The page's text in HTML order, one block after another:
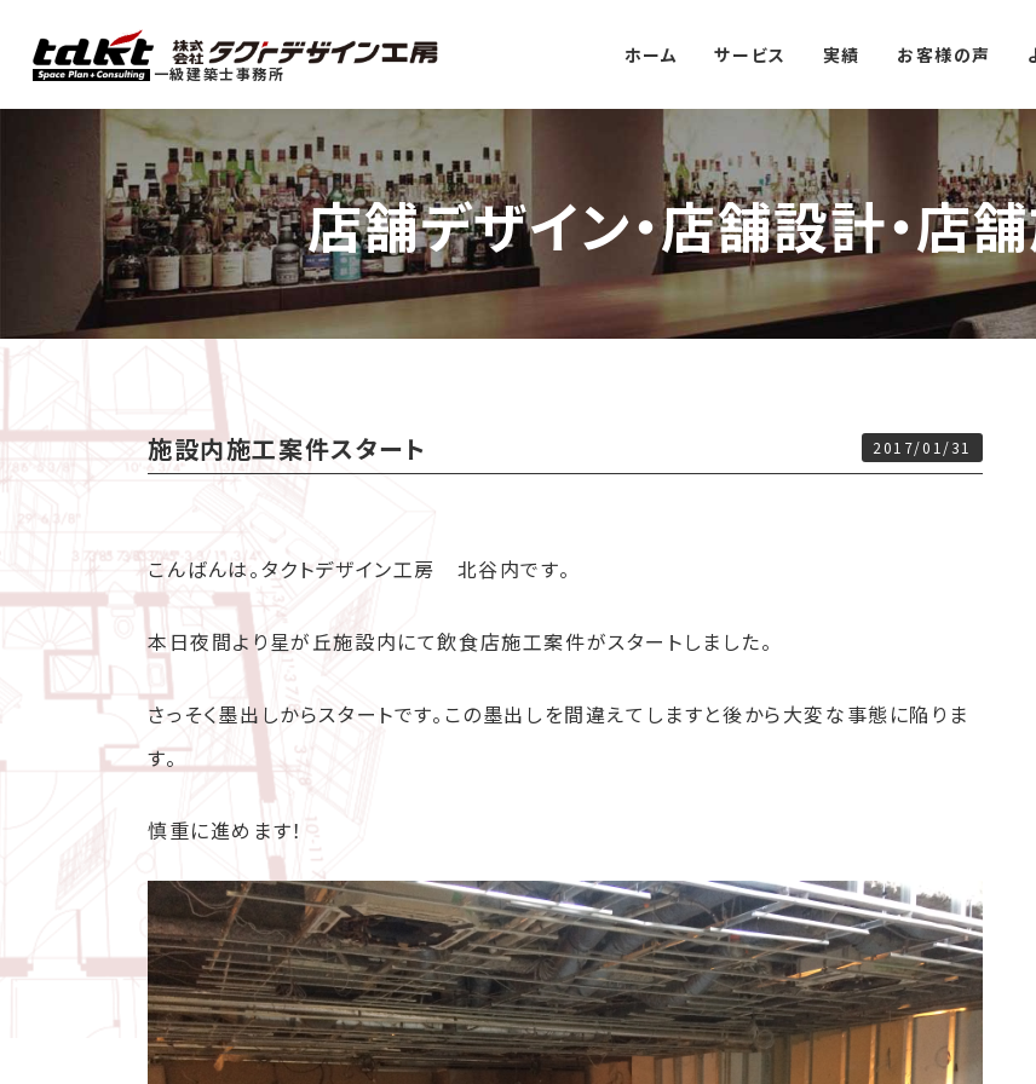
一級建築士事務所
ホーム サービス 実績 お客様の声
店舗デザイン・店舗設計・店
施設内施工案件スタート 2017/01/31
こんばんは。タクトデザイン工房 北谷内です。
本日夜間より星が丘施設内にて飲食店施工案件がスタートしました。
さっそく墨出しからスタートです。この墨出しを間違えてしますと後から大変な事態に陥りま
す。
慎重に進めます！